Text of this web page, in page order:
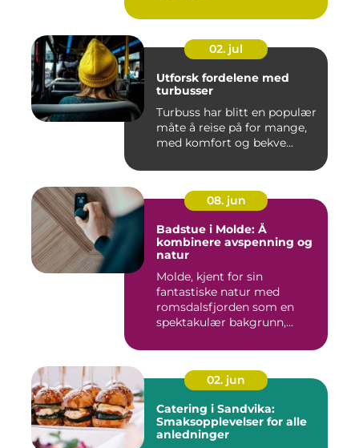
02. jul
Utforsk fordelene med
turbusser
Turbuss har blitt en populær
måte å reise på for mange,
med komfort og bekve...
08. jun
Badstue i Molde: Å
kombinere avspenning og
natur
Molde, kjent for sin
fantastiske natur med
romsdalsfjorden som en
spektakulær bakgrunn,
02. jun
Catering i Sandvika:
Smaksopplevelser for alle
anledninger